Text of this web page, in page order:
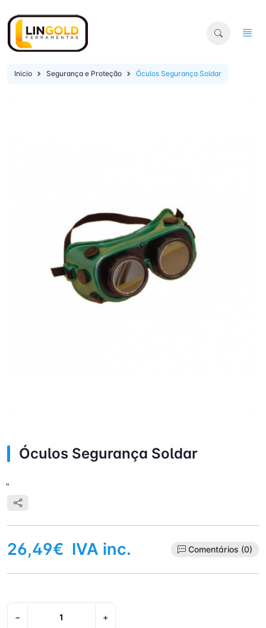
Inicio Segurança e Proteção Óculos Segurança Soldar
Óculos Segurança Soldar
"
26,49€ IVA inc. Comentários (0)
− +